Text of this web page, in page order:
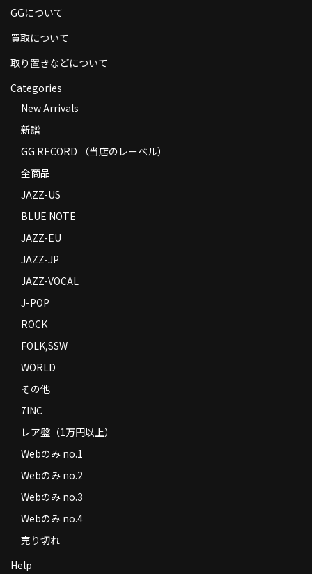
返品
特定商取引法に基づく表示
Contact
GGについて
買取について
取り置きなどについて
Categories
New Arrivals
新譜
GG RECORD （当店のレーベル）
全商品
JAZZ-US
BLUE NOTE
JAZZ-EU
JAZZ-JP
JAZZ-VOCAL
J-POP
ROCK
FOLK,SSW
WORLD
その他
7INC
レア盤（1万円以上）
Webのみ no.1
Webのみ no.2
Webのみ no.3
Webのみ no.4
売り切れ
Help